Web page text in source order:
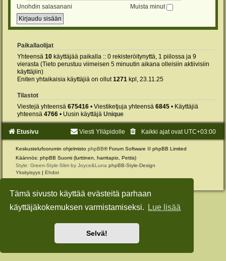
Tämä sivusto käyttää evästeitä parhaan
käyttäjäkokemuksen varmistamiseksi.
Lue lisää
Selvä!
Unohdin salasanani Muista minut
Paikallaolijat
Yhteensä 10 käyttäjää paikalla :: 0 rekisteröitynyttä, 1 piilossa ja 9
vierasta (Tieto perustuu viimeisen 5 minuutin aikana olleisiin aktiivisiin
käyttäjiin)
Eniten yhtaikaisia käyttäjiä on ollut1271 kpl, 23.11.25
Tilastot
Viestejä yhteensä 675416 • Viestiketjuja yhteensä 6845 • Käyttäjiä
yhteensä 4766 • Uusin käyttäjä Unique
Etusivu Kaikki ajat ovat UTC+03:00
Viesti Ylläpidolle
Keskustelufoorumin ohjelmisto phpBB® Forum Software © phpBB Limited
Käännös: phpBB Suomi (lurttinen, harritapio, Pettis)
Style: Green-Style-Slim by Joyce&Luna phpBB-Style-Design
Yksityisyys | Ehdot